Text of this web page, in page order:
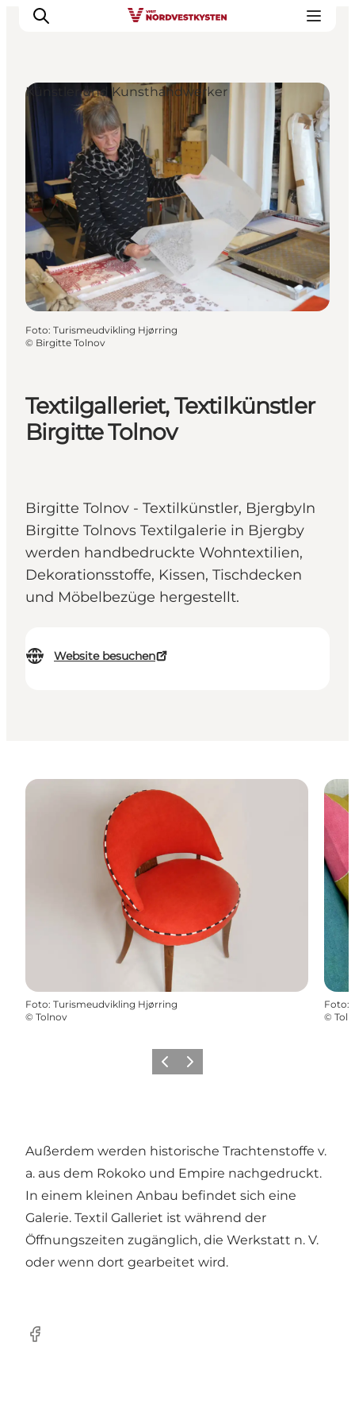
Urlaubsorte
Inspiration
Events
Unterkunft
Mach deine Urlaubsplanung
Textilgalleriet, Textilkünstler
Birgitte Tolnov
Birgitte Tolnov - Textilkünstler, BjergbyIn
Birgitte Tolnovs Textilgalerie in Bjergby
werden handbedruckte Wohntextilien,
Dekorationsstoffe, Kissen, Tischdecken
und Möbelbezüge hergestellt.
Website besuchen
Künstler und Kunsthandwerker
Foto: Turismeudvikling Hjørring
© Birgitte Tolnov
Foto: Turismeudvikling Hjørring
© Tolnov
Foto:
©
ZurückWeiter
Außerdem werden historische Trachtenstoffe v.
a. aus dem Rokoko und Empire nachgedruckt.
In einem kleinen Anbau befindet sich eine
Galerie. Textil Galleriet ist während der
Öffnungszeiten zugänglich, die Werkstatt n. V.
oder wenn dort gearbeitet wird.
Facebook